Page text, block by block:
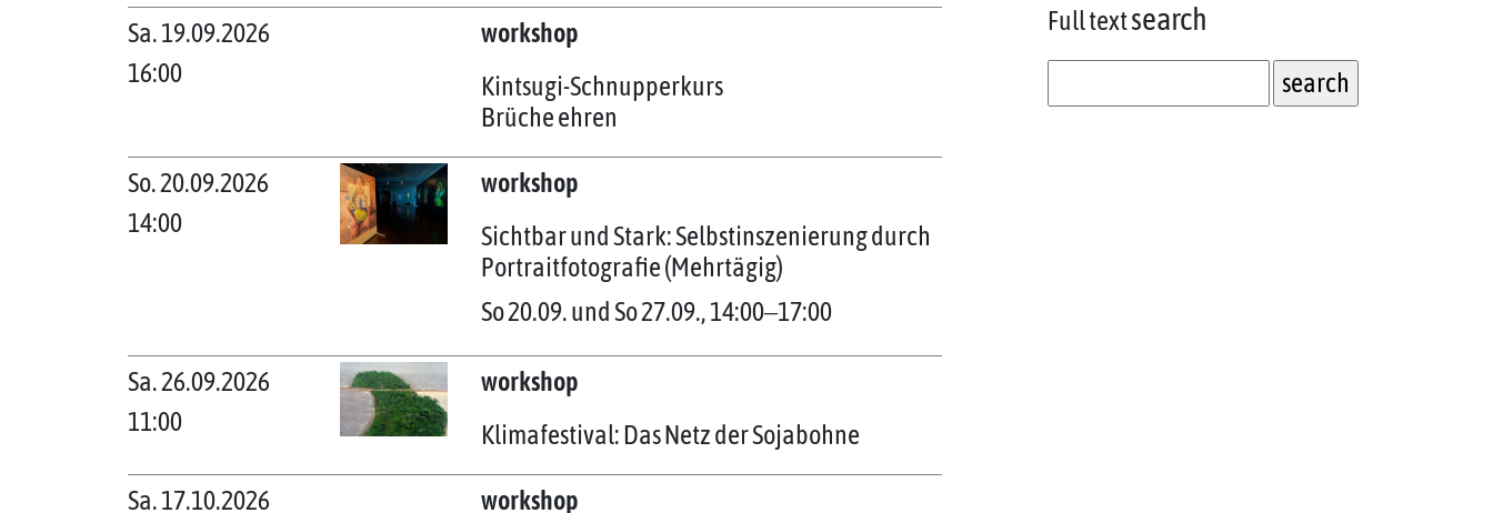
Sa. 19.09.2026
16:00
workshop
Kintsugi-Schnupperkurs
Brüche ehren
So. 20.09.2026
14:00
workshop
Sichtbar und Stark: Selbstinszenierung durch
Portraitfotografie (Mehrtägig)
So 20.09. und So 27.09., 14:00‒17:00
Sa. 26.09.2026
11:00
workshop
Klimafestival: Das Netz der Sojabohne
Sa. 17.10.2026
workshop
Full textsearch